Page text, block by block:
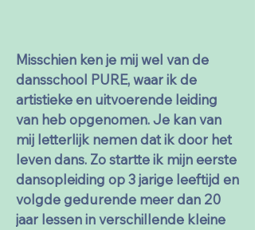
Misschien ken je mij wel van de
dansschool PURE, waar ik de
artistieke en uitvoerende leiding
van heb opgenomen. Je kan van
mij letterlijk nemen dat ik door het
leven dans. Zo startte ik mijn eerste
dansopleiding op 3 jarige leeftijd en
volgde gedurende meer dan 20
jaar lessen in verschillende kleine